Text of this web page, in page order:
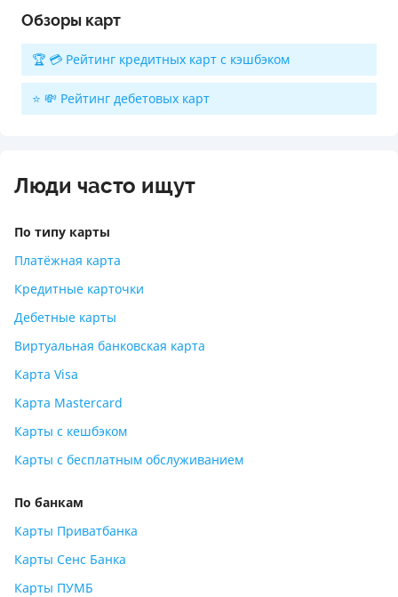
Люди часто ищут
По типу карты
Платёжная карта
Кредитные карточки
Дебетные карты
Виртуальная банковская карта
Карта Visa
Карта Mastercard
Карты с кешбэком
Карты с бесплатным обслуживанием
По банкам
Карты Приватбанка
Карты Сенс Банка
Карты ПУМБ
Обзоры карт
🏆 💳 Рейтинг кредитных карт с кэшбэком
⭐ 💸 Рейтинг дебетовых карт